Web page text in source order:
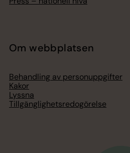
Om webbplatsen
Behandling av personuppgifter
Kakor
Lyssna
Tillgänglighetsredogörelse